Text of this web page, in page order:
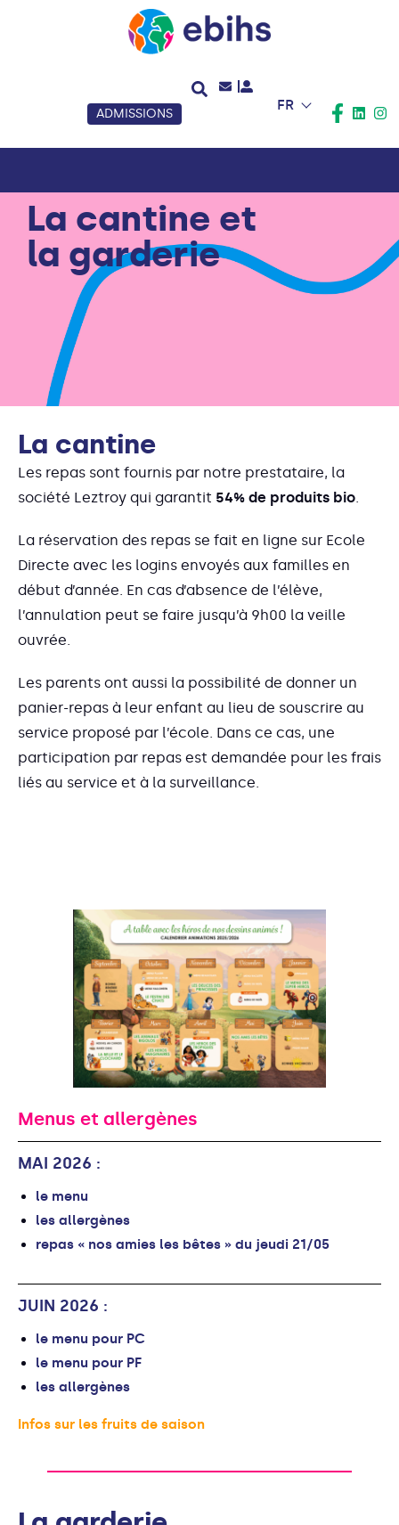
FR
ADMISSIONS
La cantine et
la garderie
La cantine
Les repas sont fournis par notre prestataire, la
société Leztroy qui garantit 54% de produits bio.
La réservation des repas se fait en ligne sur Ecole
Directe avec les logins envoyés aux familles en
début d’année. En cas d’absence de l’élève,
l’annulation peut se faire jusqu’à 9h00 la veille
ouvrée.
Les parents ont aussi la possibilité de donner un
panier-repas à leur enfant au lieu de souscrire au
service proposé par l’école. Dans ce cas, une
participation par repas est demandée pour les frais
liés au service et à la surveillance.
Menus et allergènes
MAI 2026 :
le menu
les allergènes
repas « nos amies les bêtes » du jeudi 21/05
JUIN 2026 :
le menu pour PC
le menu pour PF
les allergènes
Infos sur les fruits de saison